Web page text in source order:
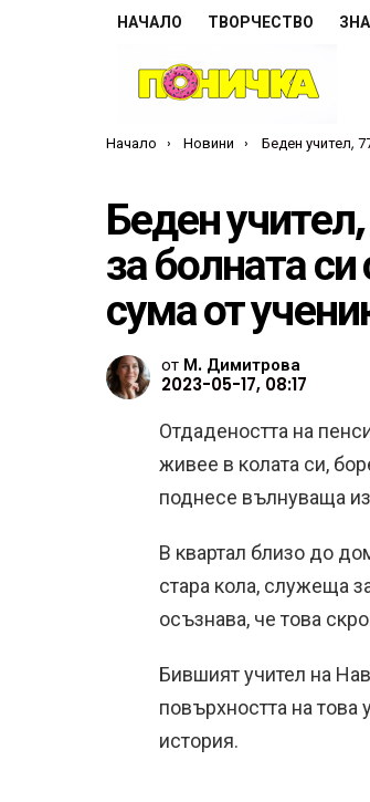
НАЧАЛО ТВОРЧЕСТВО
Ти си тук:
Начало Новини Беден учител, 77, живее в кола, за да спести за
Беден
за болната
сума от
от М. Димитрова
2023-05-17, 08:17
Отдадеността на
живее в колата си,
поднесе вълнуваща
В квартал близо до
стара кола, служеща
осъзнава, че това
Бившият учител на
повърхността на
история.